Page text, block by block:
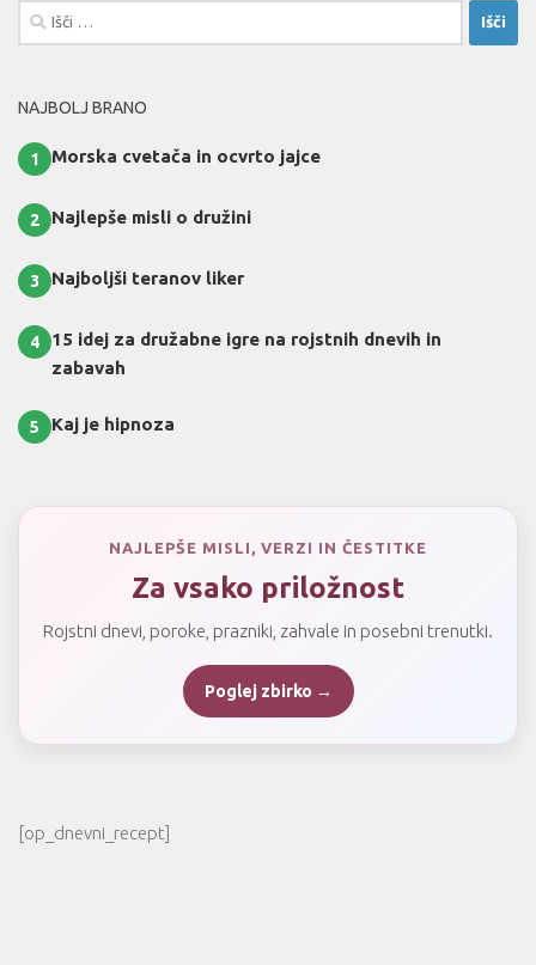
Išči:
NAJBOLJ BRANO
1 Morska cvetača in ocvrto jajce
2 Najlepše misli o družini
3 Najboljši teranov liker
4
15 idej za družabne igre na rojstnih dnevih in
zabavah
5 Kaj je hipnoza
NAJLEPŠE MISLI, VERZI IN ČESTITKE
Za vsako priložnost
Rojstni dnevi, poroke, prazniki, zahvale in posebni trenutki.
Poglej zbirko →
[op_dnevni_recept]